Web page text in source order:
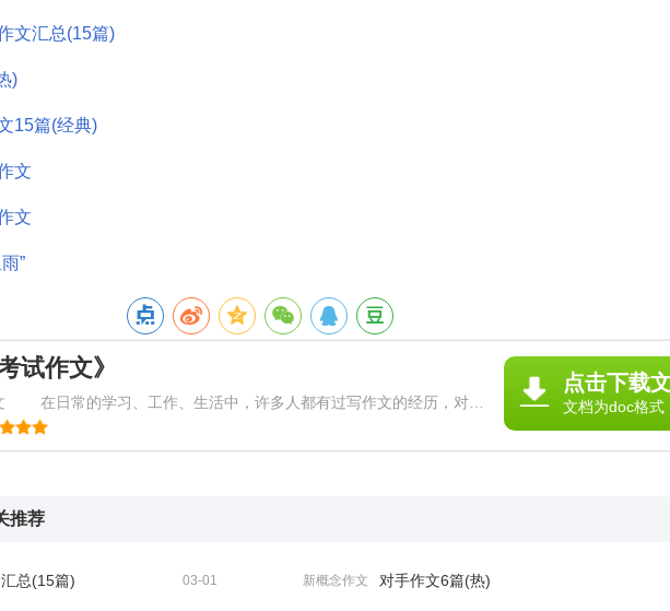
文汇总(15篇)
)
15篇(经典)
文
文
”
试作文》
在日常的学习、工作、生活中，许多人都有过写作文的经历，对作
写作文是培养人们的观察力、联想力、想象力、思考力和记忆力的重
点击下载
文档为doc格式
推荐
总(15篇) 03-01 新概念作文 对手作文6篇(热)